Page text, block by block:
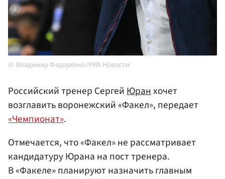
Владимир Федоренко/РИА Новости
Российский тренер СергейЮранхочет
возглавить воронежский «Факел», передает
«Чемпионат».
Отмечается, что «Факел» не рассматривает
кандидатуру Юрана на пост тренера.
В «Факеле» планируют назначить главным